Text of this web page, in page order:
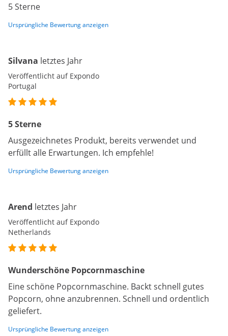
5 Sterne
Ursprüngliche Bewertung anzeigen
Silvana letztes Jahr
Veröffentlicht auf Expondo
Portugal
5 Sterne
Ausgezeichnetes Produkt, bereits verwendet und
erfüllt alle Erwartungen. Ich empfehle!
Ursprüngliche Bewertung anzeigen
Arend letztes Jahr
Veröffentlicht auf Expondo
Netherlands
Wunderschöne Popcornmaschine
Eine schöne Popcornmaschine. Backt schnell gutes
Popcorn, ohne anzubrennen. Schnell und ordentlich
geliefert.
Ursprüngliche Bewertung anzeigen